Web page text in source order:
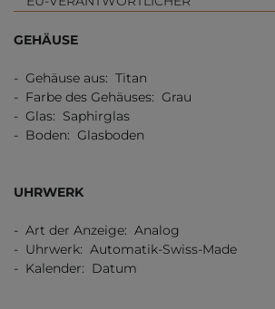
GEHÄUSE
- Gehäuse aus: Titan
- Farbe des Gehäuses: Grau
- Glas: Saphirglas
- Boden: Glasboden
UHRWERK
- Art der Anzeige: Analog
- Uhrwerk: Automatik-Swiss-Made
- Kalender: Datum